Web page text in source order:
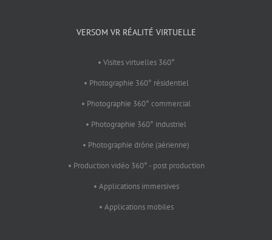
VERSOM VR RÉALITÉ VIRTUELLE
• Visites virtuelles 360°
• Photographie 360° résidentiel
• Photographie 360° commercial
• Photographie 360° industriel
• Photographie drône (aérienne)
• Production vidéo 360° - post production
• Applications immersives
• Applications mobiles